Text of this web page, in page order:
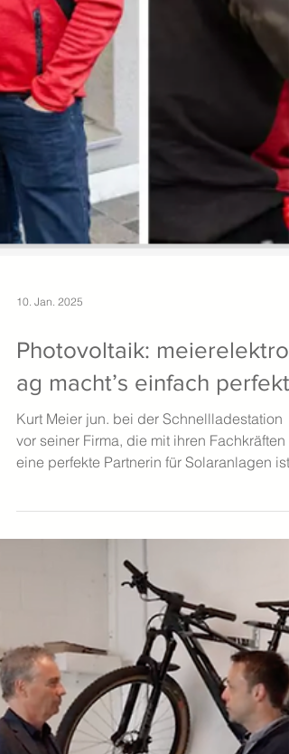
10. Jan. 2025
Photovoltaik: meierelektro
ag macht’s einfach perfekt
Kurt Meier jun. bei der Schnellladestation
vor seiner Firma, die mit ihren Fachkräften
eine perfekte Partnerin für Solaranlagen